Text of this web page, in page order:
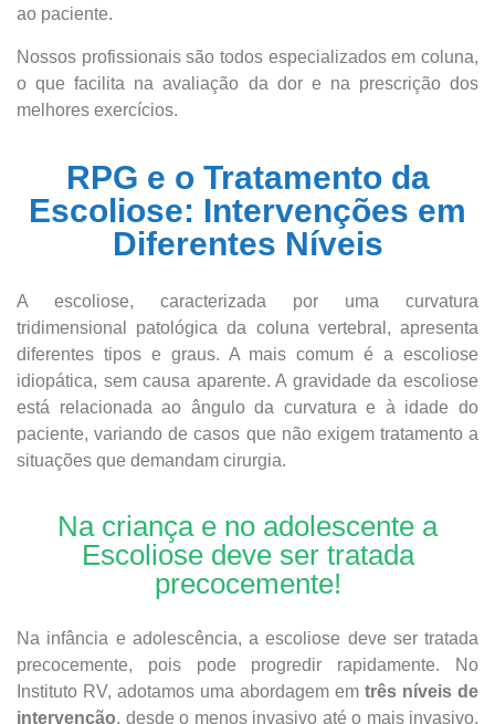
ao paciente.
Nossos profissionais são todos especializados em coluna,
o que facilita na avaliação da dor e na prescrição dos
melhores exercícios.
RPG e o Tratamento da
Escoliose: Intervenções em
Diferentes Níveis
A escoliose, caracterizada por uma curvatura
tridimensional patológica da coluna vertebral, apresenta
diferentes tipos e graus. A mais comum é a escoliose
idiopática, sem causa aparente. A gravidade da escoliose
está relacionada ao ângulo da curvatura e à idade do
paciente, variando de casos que não exigem tratamento a
situações que demandam cirurgia.
Na criança e no adolescente a
Escoliose deve ser tratada
precocemente!
Na infância e adolescência, a escoliose deve ser tratada
precocemente, pois pode progredir rapidamente. No
Instituto RV, adotamos uma abordagem em três níveis de
intervenção, desde o menos invasivo até o mais invasivo,